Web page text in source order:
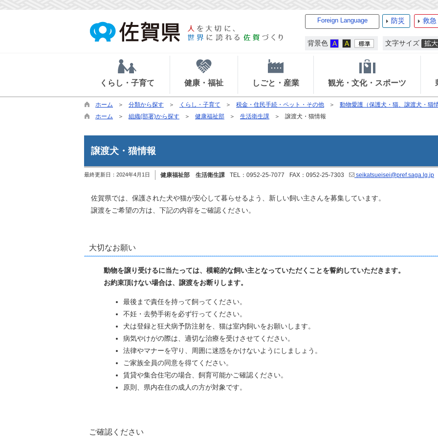
Foreign Language 防災 救急
背景色 文字サイズ
くらし・子育て 健康・福祉 しごと・産業 観光・文化・スポーツ
ホーム 分類から探す くらし・子育て 税金・住民手続・ペット・その他
動物愛護（保護犬・猫、譲渡犬・猫
ホーム
組織(部署)から探す 健康福祉部 生活衛生課 譲渡犬・猫情報
譲渡犬・猫情報
最終更新日： 2024年4月1日 健康福祉部 生活衛生課 TEL：0952-25-7077 FAX：0952-25-7303 seikatsueisei@pref.saga.lg.jp
佐賀県では、保護された犬や猫が安心して暮らせるよう、新しい飼い主さんを募集しています。
譲渡をご希望の方は、下記の内容をご確認ください。
大切なお願い
動物を譲り受けるに当たっては、模範的な飼い主となっていただくことを誓約していただきます
お約束頂けない場合は、譲渡をお断りします。
最後まで責任を持って飼ってください。
不妊・去勢手術を必ず行ってください。
犬は登録と狂犬病予防注射を、猫は室内飼いをお願いします。
病気やけがの際は、適切な治療を受けさせてください。
法律やマナーを守り、周囲に迷惑をかけないようにしましょう。
ご家族全員の同意を得てください。
賃貸や集合住宅の場合、飼育可能かご確認ください。
原則、県内在住の成人の方が対象です。
ご確認ください